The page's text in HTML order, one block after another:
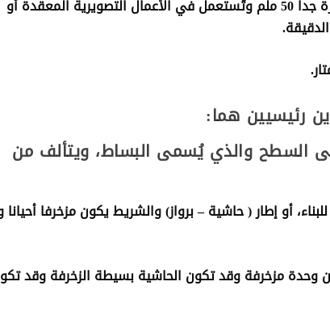
Opus vermiculatum: وهي مكونة من مكعبات صغيرة جدا 50 ملم وتُستعمل في الأعمال التصويرية المعقدة أو
رئيسيين هما:
السطح والذي يُسمى البساط، ويتألف من
أو إطار ( حاشية – برواز) والشريط يكون مزخرفا أحيانا
وحدة مزخرفة وقد تكون الحاشية بسيطة الزخرفة وقد